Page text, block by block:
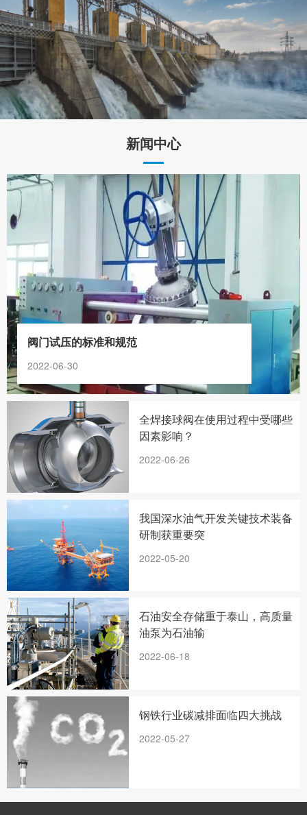
新闻中心
阀门试压的标准和规范
2022-06-30
全焊接球阀在使用过程中受哪些
因素影响？
2022-06-26
我国深水油气开发关键技术装备
研制获重要突
2022-05-20
石油安全存储重于泰山，高质量
油泵为石油输
2022-06-18
钢铁行业碳减排面临四大挑战
2022-05-27